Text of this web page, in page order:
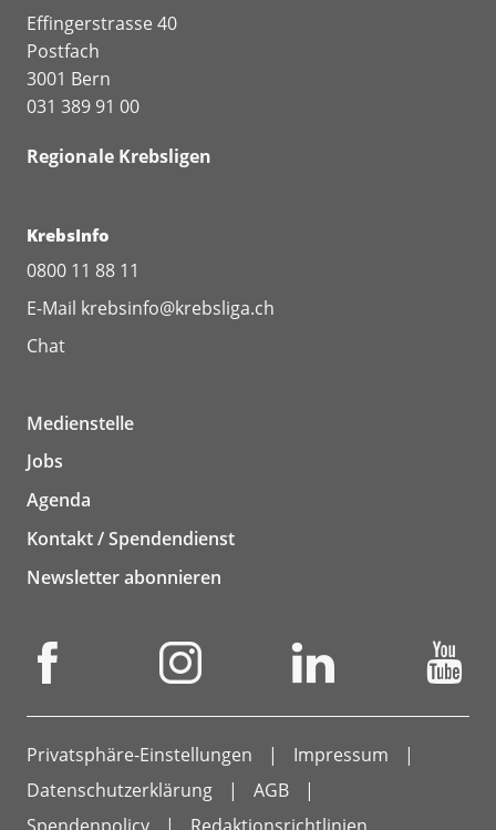
Effingerstrasse 40
Postfach
3001 Bern
031 389 91 00
Regionale Krebsligen
KrebsInfo
0800 11 88 11
E-Mail krebsinfo@krebsliga.ch
Chat
Medienstelle
Jobs
Agenda
Kontakt / Spendendienst
Newsletter abonnieren
Privatsphäre-Einstellungen
Impressum
Datenschutzerklärung
AGB